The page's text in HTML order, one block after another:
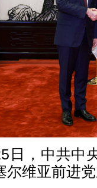
日，中共中
尔维亚前进